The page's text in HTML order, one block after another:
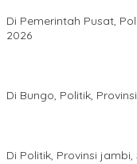
Di Pemerintah Pusat,
2026
Di Bungo, Politik,
Di Politik, Provinsi